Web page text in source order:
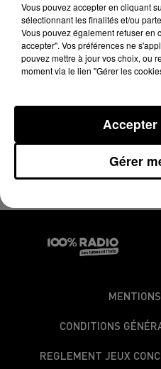
Le carré VIP SUR 100%
22 novembre 2023 - 4 min
LE CARRÉ VIP DE
DU 22/11/2023
CONDITIONS
REGLEMENT JEUX
Vous pouvez accepter en cliquant
sélectionnant les finalités et/ou
Vous pouvez également refuser en
accepter". Vos préférences ne
pouvez mettre à jour vos choix, ou
moment via le lien "Gérer les
Gérer
Accepter